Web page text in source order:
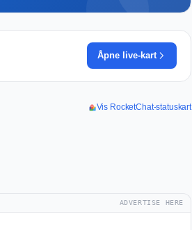
Åpne live-kart
Vis RocketChat-statuskart
ADVERTISE HERE